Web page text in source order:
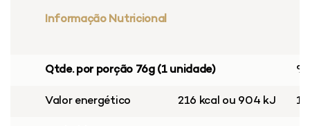
Informação Nutricional
Qtde. por porção 76g (1 unidade)
Valor energético 216 kcal ou 904 kJ